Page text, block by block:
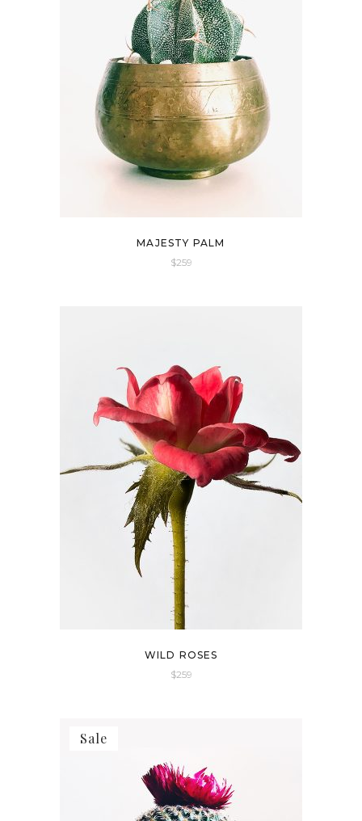
MAJESTY PALM
$259
WILD ROSES
$259
Sale